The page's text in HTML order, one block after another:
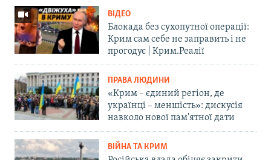
ВІДЕО
Блокада без сухопутної операції:
Крим сам себе не заправить і не
прогодує | Крим.Реалії
ПРАВА ЛЮДИНИ
«Крим – єдиний регіон, де
українці – меншість»: дискусія
навколо нової пам'ятної дати
ВІЙНА ТА КРИМ